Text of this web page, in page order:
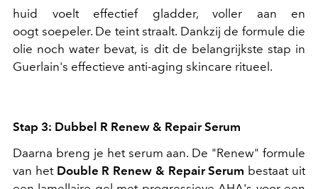
huid voelt effectief gladder, voller aan en
oogt soepeler. De teint straalt. Dankzij de formule die
olie noch water bevat, is dit de belangrijkste stap in
Guerlain's effectieve anti-aging skincare ritueel.
Stap 3: Dubbel R Renew & Repair Serum
Daarna breng je het serum aan. De "Renew" formule
van het Double R Renew & Repair Serum bestaat uit